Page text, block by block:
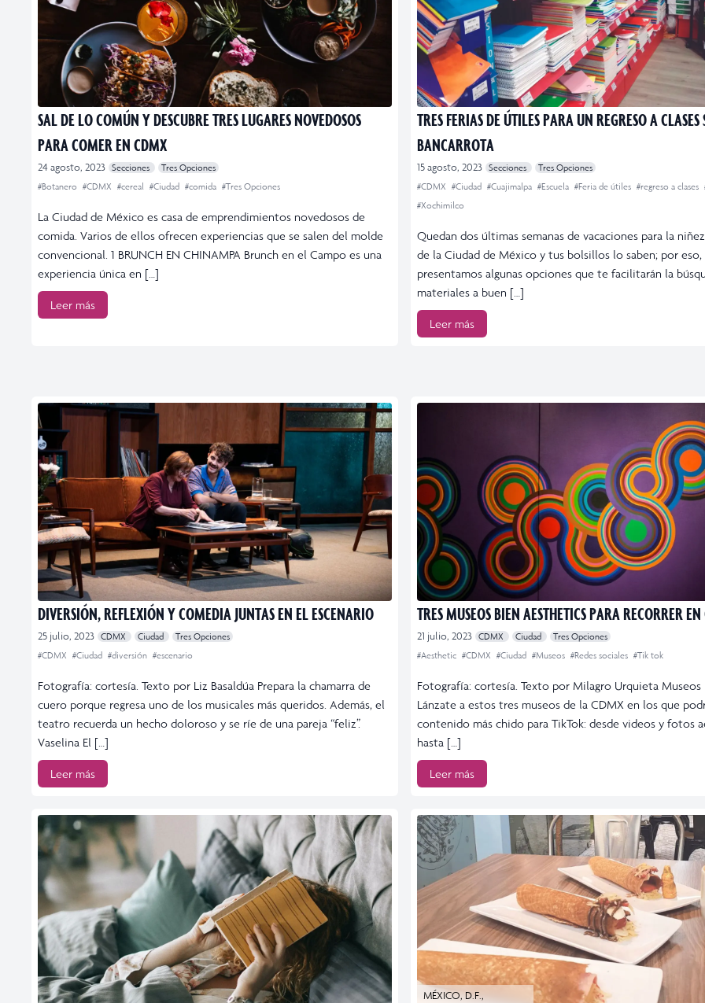
SAL DE LO COMÚN Y DESCUBRE TRES LUGARES NOVEDOSOS
PARA COMER EN CDMX
24 agosto, 2023 Secciones
Tres Opciones
#Botanero #CDMX #cereal #Ciudad #comida #Tres Opciones
La Ciudad de México es casa de emprendimientos novedosos de
comida. Varios de ellos ofrecen experiencias que se salen del molde
convencional. 1 BRUNCH EN CHINAMPA Brunch en el Campo es una
experiencia única en […]
Leer más
TRES FERIAS DE ÚTILES PARA UN REGRESO A CLASES
BANCARROTA
15 agosto, 2023 Secciones
Tres Opciones
#CDMX #Ciudad #Cuajimalpa #Escuela #Feria de útiles #regreso a clases
#Xochimilco
Quedan dos últimas semanas de vacaciones para la
de la Ciudad de México y tus bolsillos lo saben; por
presentamos algunas opciones que te facilitarán la
materiales a buen […]
Leer más
DIVERSIÓN, REFLEXIÓN Y COMEDIA JUNTAS EN EL ESCENARIO
25 julio, 2023 CDMX Ciudad
Tres Opciones
#CDMX #Ciudad #diversión #escenario
Fotografía: cortesía. Texto por Liz Basaldúa Prepara la chamarra de
cuero porque regresa uno de los musicales más queridos. Además, el
teatro recuerda un hecho doloroso y se ríe de una pareja “feliz”.
Vaselina El […]
Leer más
TRES MUSEOS BIEN AESTHETICS PARA RECORRER
21 julio, 2023 CDMX Ciudad
Tres Opciones
#Aesthetic #CDMX #Ciudad #Museos #Redes sociales #Tik tok
Fotografía: cortesía. Texto por Milagro Urquieta Museos
Lánzate a estos tres museos de la CDMX en los que
contenido más chido para TikTok: desde videos y fotos
hasta […]
Leer más
MÉXICO, D.F.,